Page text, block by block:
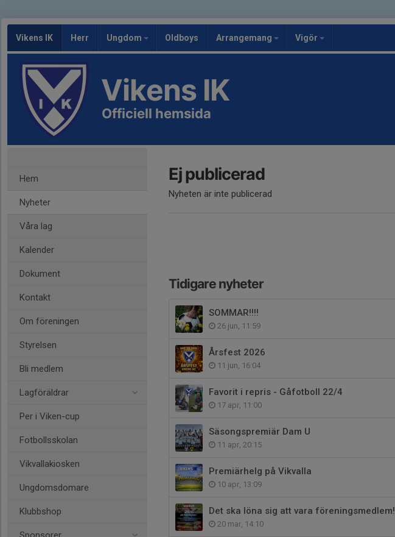
Vikens IK Herr Ungdom Oldboys Arrangemang Vigör
Vikens IK
Officiell hemsida
Hem
Nyheter
Våra lag
Kalender
Dokument
Kontakt
Om föreningen
Styrelsen
Bli medlem
Lagföräldrar
Per i Viken-cup
Fotbollsskolan
Vikvallakiosken
Ungdomsdomare
Klubbshop
Ej publicerad
Nyheten är inte publicerad
Tidigare nyheter
SOMMAR!!!!
26 jun, 11:59
Årsfest 2026
11 jun, 16:04
Favorit i repris - Gåfotboll 22/4
17 apr, 11:00
Säsongspremiär Dam U
11 apr, 20:15
Premiärhelg på Vikvalla
10 apr, 13:09
Det ska löna sig att vara föreningsmedlem!
20 mar, 14:10